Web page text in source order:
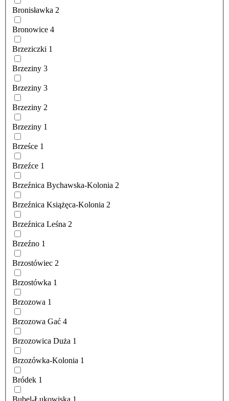
Bronisławka 2
Bronowice 4
Brzeziczki 1
Brzeziny 3
Brzeziny 3
Brzeziny 2
Brzeziny 1
Brześce 1
Brzeźce 1
Brzeźnica Bychawska-Kolonia 2
Brzeźnica Książęca-Kolonia 2
Brzeźnica Leśna 2
Brzeźno 1
Brzostówiec 2
Brzostówka 1
Brzozowa 1
Brzozowa Gać 4
Brzozowica Duża 1
Brzozówka-Kolonia 1
Bródek 1